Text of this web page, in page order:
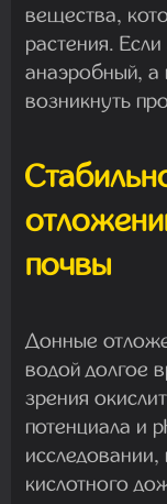
вещества,
растения.
анаэробный, а
возникнуть
почвы
Донные
водой долгое
зрения
потенциала и
кислотного